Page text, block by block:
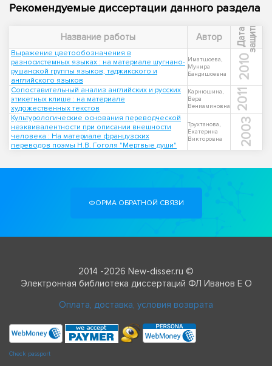
Рекомендуемые диссертации данного раздела
Название работы Автор Д
а
т
а
з
а
щ
и
т ы
Выражение цветообозначения в
разносистемных языках : на материале шугнано-
рушанской группы языков, таджикского и
английского языков
Иматшоева,
Мунира
Бандишоевна
2010
Сопоставительный анализ английских и русских
этикетных клише : на материале
художественных текстов
Карнюшина,
Вера
Вениаминовна
2011
Культурологические основания переводческой
неэквивалентности при описании внешности
человека : На материале французских
переводов поэмы Н.В. Гоголя "Мертвые души"
Трухтанова,
Екатерина
Викторовна
2003
ФОРМА ОБРАТНОЙ СВЯЗИ
2014 -2026 New-disser.ru ©
Электронная библиотека диссертаций ФЛ Иванов Е О
Оплата, доставка, условия возврата
Check passport